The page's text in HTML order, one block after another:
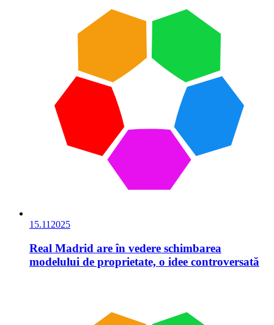
15.11 2025
Real Madrid are în vedere schimbarea
modelului de proprietate, o idee controversată